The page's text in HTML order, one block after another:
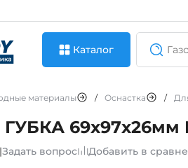
Каталог
материалы / Оснастка /
69x97x26мм
|Задать вопрос Добавить в